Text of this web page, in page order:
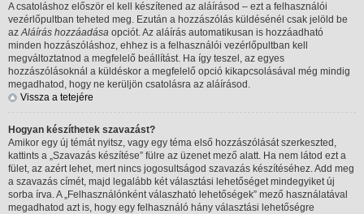
A csatoláshoz először el kell készítened az aláírásod – ezt a felhasználói
vezérlőpultban teheted meg. Ezután a hozzászólás küldésénél csak jelöld be
azAláírás hozzáadása opciót. Az aláírás automatikusan is hozzáadható
minden hozzászóláshoz, ehhez is a felhasználói vezérlőpultban kell
megváltoztatnod a megfelelő beállítást. Ha így teszel, az egyes
hozzászólásoknál a küldéskor a megfelelő opció kikapcsolásával még mindig
megadhatod, hogy ne kerüljön csatolásra az aláírásod.
Vissza a tetejére
Hogyan készíthetek szavazást?
Amikor egy új témát nyitsz, vagy egy téma első hozzászólását szerkeszted,
kattints a „Szavazás készítése” fülre az üzenet mező alatt. Ha nem látod ezt a
fület, az azért lehet, mert nincs jogosultságod szavazás készítéséhez. Add meg
a szavazás címét, majd legalább két választási lehetőséget mindegyiket új
sorba írva. A „Felhasználónként válaszható lehetőségek” mező használatával
megadhatod azt is, hogy egy felhasználó hány választási lehetőségre